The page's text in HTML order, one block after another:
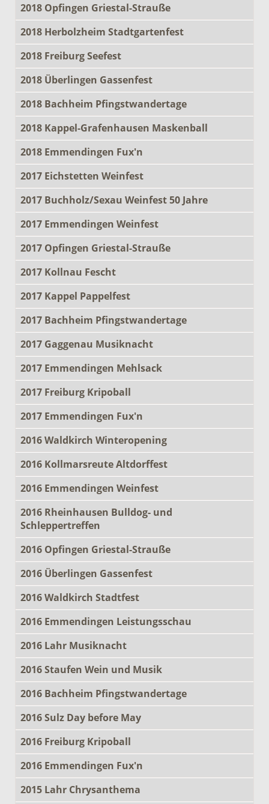
2018 Opfingen Griestal-Strauße
2018 Herbolzheim Stadtgartenfest
2018 Freiburg Seefest
2018 Überlingen Gassenfest
2018 Bachheim Pfingstwandertage
2018 Kappel-Grafenhausen Maskenball
2018 Emmendingen Fux'n
2017 Eichstetten Weinfest
2017 Buchholz/Sexau Weinfest 50 Jahre
2017 Emmendingen Weinfest
2017 Opfingen Griestal-Strauße
2017 Kollnau Fescht
2017 Kappel Pappelfest
2017 Bachheim Pfingstwandertage
2017 Gaggenau Musiknacht
2017 Emmendingen Mehlsack
2017 Freiburg Kripoball
2017 Emmendingen Fux'n
2016 Waldkirch Winteropening
2016 Kollmarsreute Altdorffest
2016 Emmendingen Weinfest
2016 Rheinhausen Bulldog- und
Schleppertreffen
2016 Opfingen Griestal-Strauße
2016 Überlingen Gassenfest
2016 Waldkirch Stadtfest
2016 Emmendingen Leistungsschau
2016 Lahr Musiknacht
2016 Staufen Wein und Musik
2016 Bachheim Pfingstwandertage
2016 Sulz Day before May
2016 Freiburg Kripoball
2016 Emmendingen Fux'n
2015 Lahr Chrysanthema